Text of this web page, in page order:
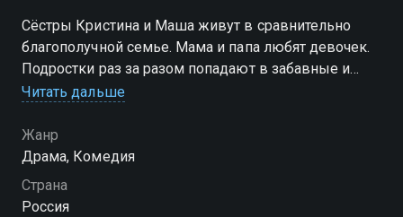
Сёстры Кристина и Маша живут в сравнительно
благополучной семье. Мама и папа любят девочек.
Подростки раз за разом попадают в забавные и
узнаваемые ситуации
Посмотреть онлайн 2 сезон сериала Сама дура вы
можете совершенно бесплатно в хорошем HD
качестве на Смотрёшке
Читать дальше
Жанр
Драма, Комедия
Страна
Россия